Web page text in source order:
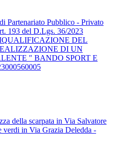
Partenariato Pubblico - Privato
193 del D.Lgs. 36/2023
DEL
DI UN
" BANDO SPORT E
della scarpata in Via Salvatore
verdi in Via Grazia Deledda -